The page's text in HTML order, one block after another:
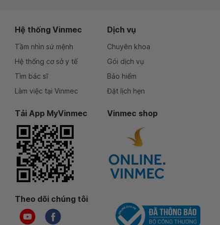
Hệ thống Vinmec
Tầm nhìn sứ mệnh
Hệ thống cơ sở y tế
Tìm bác sĩ
Làm việc tại Vinmec
Dịch vụ
Chuyên khoa
Gói dịch vụ
Bảo hiểm
Đặt lịch hẹn
Tải App MyVinmec Vinmec shop
Theo dõi chúng tôi